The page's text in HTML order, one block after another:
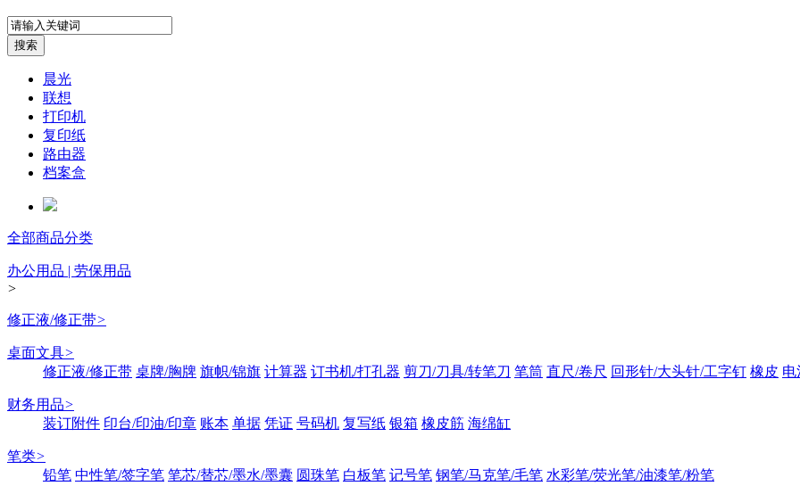
晨光
联想
打印机
复印纸
路由器
档案盒
全部商品分类
办公用品 | 劳保用品
>
修正液/修正带>
桌面文具>
修正液/修正带 桌牌/胸牌 旗帜/锦旗 计算器 订书机/打孔器 剪刀/刀具/转笔刀 笔筒 直尺/卷尺 回形针/大头针/工字钉 橡皮 电
财务用品>
装订附件 印台/印油/印章 账本 单据 凭证 号码机 复写纸 银箱 橡皮筋 海绵缸
笔类>
铅笔 中性笔/签字笔 笔芯/替芯/墨水/墨囊 圆珠笔 白板笔 记号笔 钢笔/马克笔/毛笔 水彩笔/荧光笔/油漆笔/粉笔